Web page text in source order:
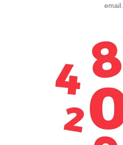
email.